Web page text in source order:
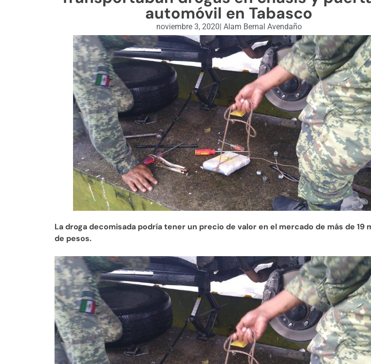
automóvil en Tabasco
noviembre 3, 2020 Alam Bernal Avendaño
La droga decomisada podría tener un precio de valor en el mercado de más de 19
de pesos.